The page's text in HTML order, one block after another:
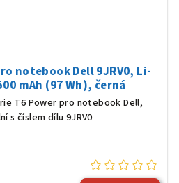
notebook Dell 9JRV0, Li-
mAh (97 Wh), černá
T6 Power pro notebook Dell,
s číslem dílu 9JRV0